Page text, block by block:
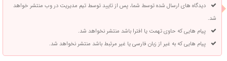
دیدگاه های ارسال شده توسط شما، پس از تایید توسط تیم مدیریت در وب منتشر خواهد
شد.
پیام هایی که حاوی تهمت یا افترا باشد منتشر نخواهد شد.
پیام هایی که به غیر از زبان فارسی یا غیر مرتبط باشد منتشر نخواهد شد.